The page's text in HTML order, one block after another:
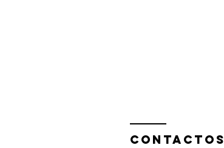
Contactos